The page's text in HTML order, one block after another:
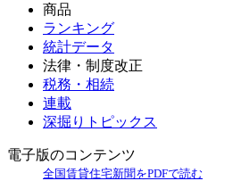
商品
ランキング
統計データ
法律・制度改正
税務・相続
連載
深掘りトピックス
電子版のコンテンツ
全国賃貸住宅新聞をPDFで読む